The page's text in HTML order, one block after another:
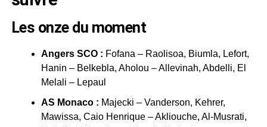
Les onze du moment
Angers SCO : Fofana – Raolisoa, Biumla, Lefort,
Hanin – Belkebla, Aholou – Allevinah, Abdelli, El
Melali – Lepaul
AS Monaco : Majecki – Vanderson, Kehrer,
Mawissa, Caio Henrique – Akliouche, Al-Musrati,